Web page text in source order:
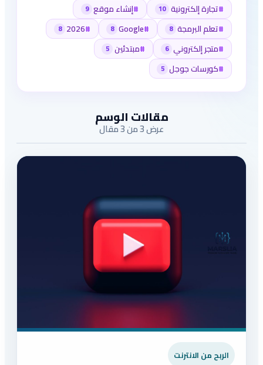
#تجارة إلكترونية 10
#إنشاء موقع 9
#تعلم البرمجة 8
#
Google
8
#
2026
8
#متجر إلكتروني 6
#مبتدئين 5
#كورسات جوجل 5
مقالات الوسم
عرض 3 من 3 مقال
الربح من الانترنت